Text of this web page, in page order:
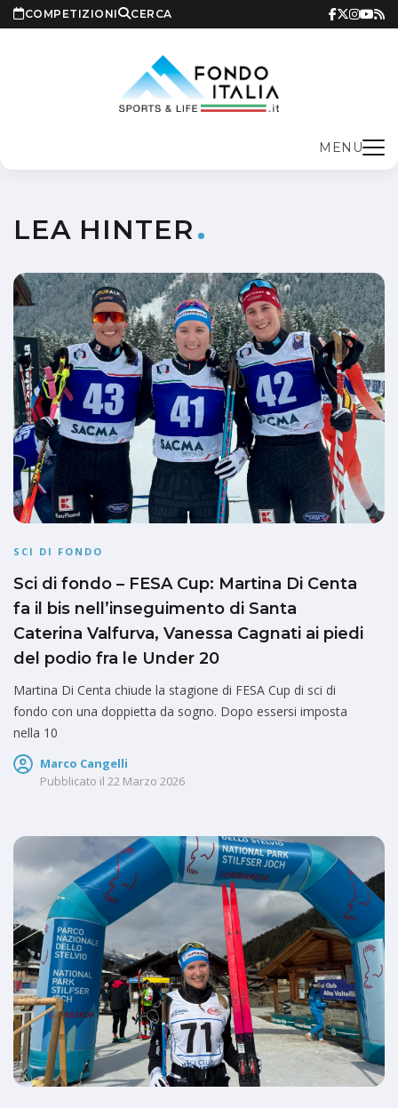
COMPETIZIONI CERCA
MENU
LEA HINTER
SCI DI FONDO
Sci di fondo – FESA Cup: Martina Di Centa
fa il bis nell’inseguimento di Santa
Caterina Valfurva, Vanessa Cagnati ai piedi
del podio fra le Under 20
Martina Di Centa chiude la stagione di FESA Cup di sci di
fondo con una doppietta da sogno. Dopo essersi imposta
nella 10
Marco Cangelli
Pubblicato il 22 Marzo 2026